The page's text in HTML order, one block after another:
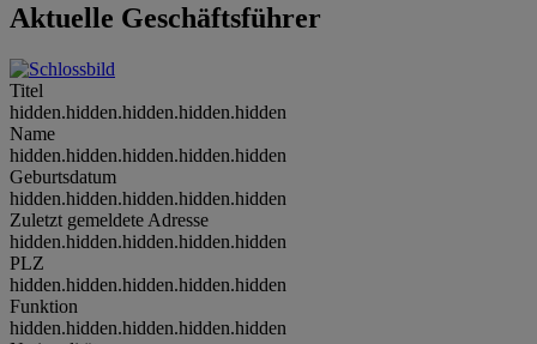
Aktuelle Geschäftsführer
Titel
hidden.hidden.hidden.hidden.hidden
Name
hidden.hidden.hidden.hidden.hidden
Geburtsdatum
hidden.hidden.hidden.hidden.hidden
Zuletzt gemeldete Adresse
hidden.hidden.hidden.hidden.hidden
PLZ
hidden.hidden.hidden.hidden.hidden
Funktion
hidden.hidden.hidden.hidden.hidden